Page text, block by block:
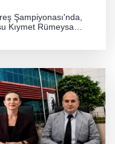
Şampiyonası'nda,
Kıymet Rümeysa